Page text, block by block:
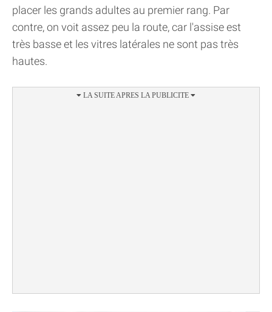
placer les grands adultes au premier rang. Par
contre, on voit assez peu la route, car l'assise est
très basse et les vitres latérales ne sont pas très
hautes.